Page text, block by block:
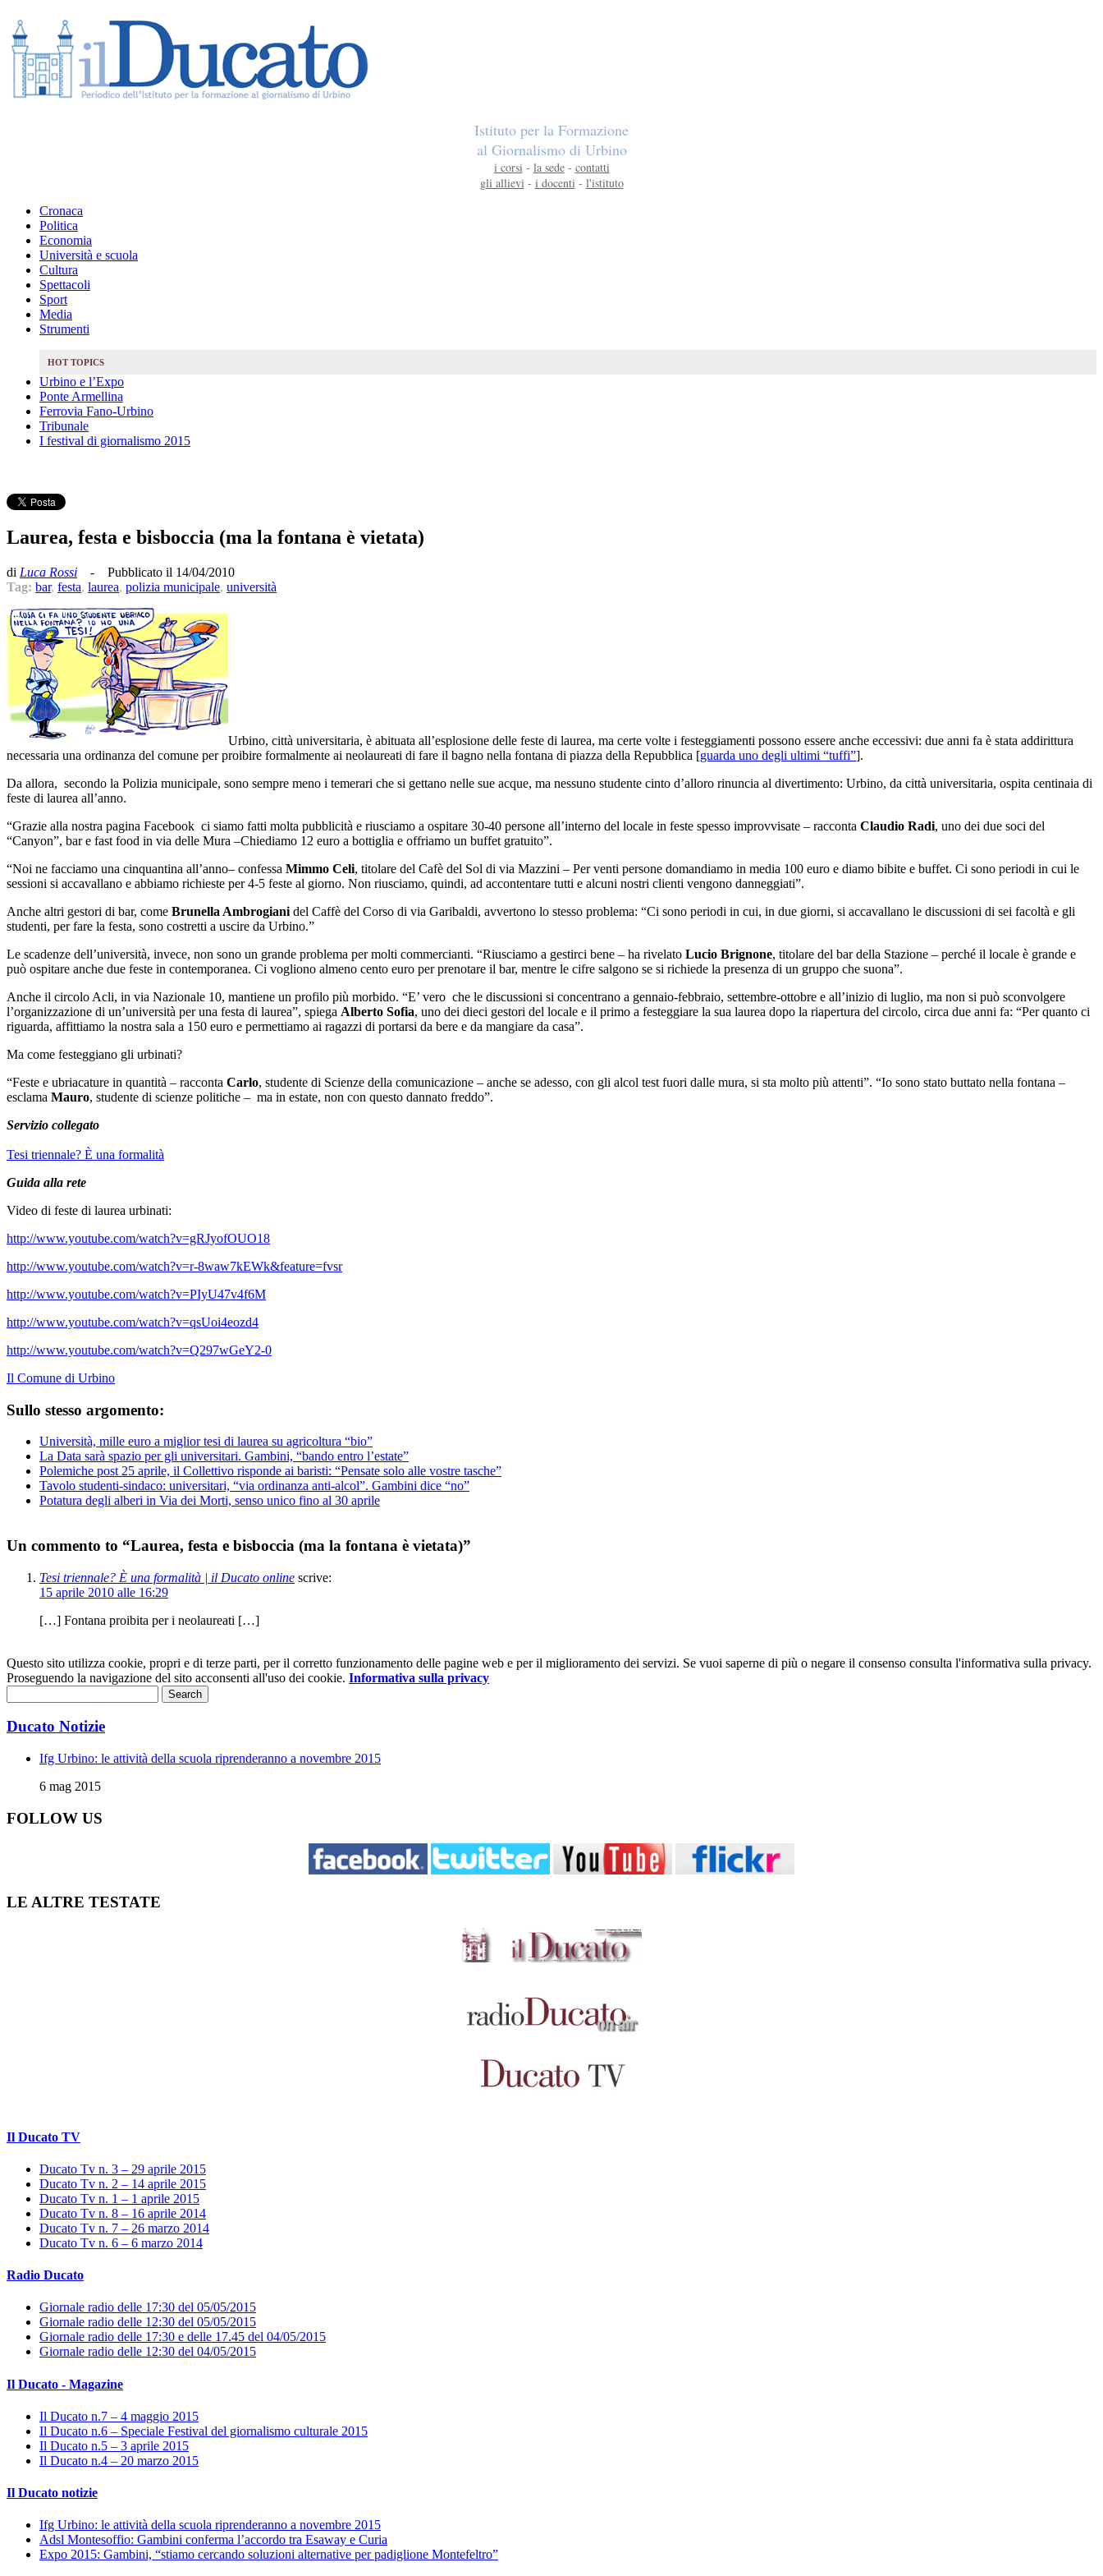
Istituto per la Formazione
al Giornalismo di Urbino
i corsi - la sede- contatti
gli allievi - i docenti - l'istituto
Cronaca
Politica
Economia
Università e scuola
Cultura
Spettacoli
Sport
Media
Strumenti
HOT TOPICS
Urbino e l’Expo
Ponte Armellina
Ferrovia Fano-Urbino
Tribunale
I festival di giornalismo 2015
Laurea, festa e bisboccia (ma la fontana è vietata)
di Luca Rossi - Pubblicato il 14/04/2010
Tag: bar, festa, laurea, polizia municipale, università
Urbino, città universitaria, è abituata all’esplosione delle feste di laurea, ma certe volte i festeggiamenti possono essere anche eccessivi: due anni fa è stata addirittura
necessaria una ordinanza del comune per proibire formalmente ai neolaureati di fare il bagno nella fontana di piazza della Repubblica [guarda uno degli ultimi “tuffi”].
Da allora, secondo la Polizia municipale, sono sempre meno i temerari che si gettano nelle sue acque, ma nessuno studente cinto d’alloro rinuncia al divertimento: Urbino, da città universitaria, ospita centinaia di
feste di laurea all’anno.
“Grazie alla nostra pagina Facebook ci siamo fatti molta pubblicità e riusciamo a ospitare 30-40 persone all’interno del locale in feste spesso improvvisate – racconta Claudio Radi, uno dei due soci del
“Canyon”, bar e fast food in via delle Mura –Chiediamo 12 euro a bottiglia e offriamo un buffet gratuito”.
“Noi ne facciamo una cinquantina all’anno– confessa Mimmo Celi, titolare del Cafè del Sol di via Mazzini – Per venti persone domandiamo in media 100 euro e diamo bibite e buffet. Ci sono periodi in cui le
sessioni si accavallano e abbiamo richieste per 4-5 feste al giorno. Non riusciamo, quindi, ad accontentare tutti e alcuni nostri clienti vengono danneggiati”.
Anche altri gestori di bar, come Brunella Ambrogiani del Caffè del Corso di via Garibaldi, avvertono lo stesso problema: “Ci sono periodi in cui, in due giorni, si accavallano le discussioni di sei facoltà e gli
studenti, per fare la festa, sono costretti a uscire da Urbino.”
Le scadenze dell’università, invece, non sono un grande problema per molti commercianti. “Riusciamo a gestirci bene – ha rivelato Lucio Brignone, titolare del bar della Stazione – perché il locale è grande e
può ospitare anche due feste in contemporanea. Ci vogliono almeno cento euro per prenotare il bar, mentre le cifre salgono se si richiede la presenza di un gruppo che suona”.
Anche il circolo Acli, in via Nazionale 10, mantiene un profilo più morbido. “E’ vero che le discussioni si concentrano a gennaio-febbraio, settembre-ottobre e all’inizio di luglio, ma non si può sconvolgere
l’organizzazione di un’università per una festa di laurea”, spiega Alberto Sofia, uno dei dieci gestori del locale e il primo a festeggiare la sua laurea dopo la riapertura del circolo, circa due anni fa: “Per quanto ci
riguarda, affittiamo la nostra sala a 150 euro e permettiamo ai ragazzi di portarsi da bere e da mangiare da casa”.
Ma come festeggiano gli urbinati?
“Feste e ubriacature in quantità – racconta Carlo, studente di Scienze della comunicazione – anche se adesso, con gli alcol test fuori dalle mura, si sta molto più attenti”. “Io sono stato buttato nella fontana –
esclama Mauro, studente di scienze politiche – ma in estate, non con questo dannato freddo”.
Servizio collegato
Tesi triennale? È una formalità
Guida alla rete
Video di feste di laurea urbinati:
http://www.youtube.com/watch?v=gRJyofOUO18
http://www.youtube.com/watch?v=r-8waw7kEWk&feature=fvsr
http://www.youtube.com/watch?v=PIyU47v4f6M
http://www.youtube.com/watch?v=qsUoi4eozd4
http://www.youtube.com/watch?v=Q297wGeY2-0
Il Comune di Urbino
Sullo stesso argomento:
Università, mille euro a miglior tesi di laurea su agricoltura “bio”
La Data sarà spazio per gli universitari. Gambini, “bando entro l’estate”
Polemiche post 25 aprile, il Collettivo risponde ai baristi: “Pensate solo alle vostre tasche”
Tavolo studenti-sindaco: universitari, “via ordinanza anti-alcol”. Gambini dice “no”
Potatura degli alberi in Via dei Morti, senso unico fino al 30 aprile
Un commento to “Laurea, festa e bisboccia (ma la fontana è vietata)”
Tesi triennale? È una formalità | il Ducato online scrive:
15 aprile 2010 alle 16:29
[…] Fontana proibita per i neolaureati […]
Questo sito utilizza cookie, propri e di terze parti, per il corretto funzionamento delle pagine web e per il miglioramento dei servizi. Se vuoi saperne di più o negare il consenso consulta l'informativa sulla privacy.
Proseguendo la navigazione del sito acconsenti all'uso dei cookie. Informativa sulla privacy
Ducato Notizie
Ifg Urbino: le attività della scuola riprenderanno a novembre 2015
6 mag 2015
FOLLOW US
LE ALTRE TESTATE
Il Ducato TV
Ducato Tv n. 3 – 29 aprile 2015
Ducato Tv n. 2 – 14 aprile 2015
Ducato Tv n. 1 – 1 aprile 2015
Ducato Tv n. 8 – 16 aprile 2014
Ducato Tv n. 7 – 26 marzo 2014
Ducato Tv n. 6 – 6 marzo 2014
Radio Ducato
Giornale radio delle 17:30 del 05/05/2015
Giornale radio delle 12:30 del 05/05/2015
Giornale radio delle 17:30 e delle 17.45 del 04/05/2015
Giornale radio delle 12:30 del 04/05/2015
Il Ducato - Magazine
Il Ducato n.7 – 4 maggio 2015
Il Ducato n.6 – Speciale Festival del giornalismo culturale 2015
Il Ducato n.5 – 3 aprile 2015
Il Ducato n.4 – 20 marzo 2015
Il Ducato notizie
Ifg Urbino: le attività della scuola riprenderanno a novembre 2015
Adsl Montesoffio: Gambini conferma l’accordo tra Esaway e Curia
Expo 2015: Gambini, “stiamo cercando soluzioni alternative per padiglione Montefeltro”